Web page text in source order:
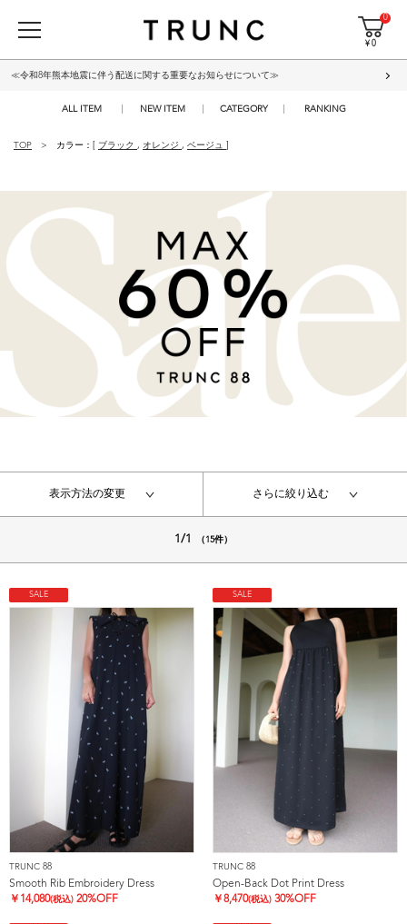
0
¥ 0
≪令和8年熊本地震に伴う配送に関する重要なお知らせについて≫
ALL ITEM NEW ITEM CATEGORY RANKING
TOP カラー：[ ブラック , オレンジ , ベージュ
表示方法の変更 さらに絞り込む
1/1 （15件）
SALE
TRUNC 88
Smooth Rib Embroidery Dress
￥ 14,080(税込) 20%OFF
SALE
TRUNC 88
Open-Back Dot Print Dress
￥8,470(税込) 30%OFF